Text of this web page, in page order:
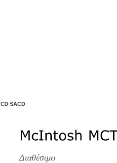
CD SACD
Διαθέσιμο